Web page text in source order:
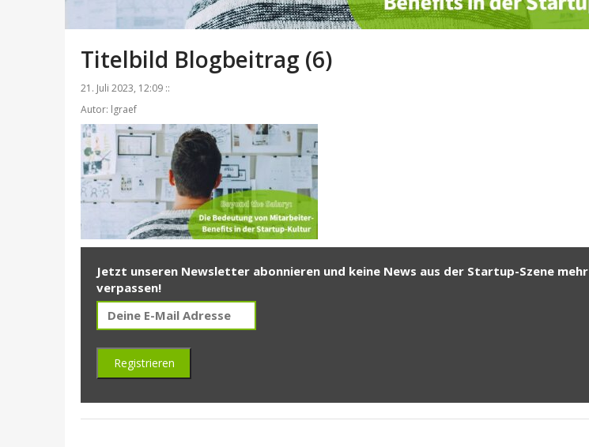
Titelbild Blogbeitrag (6)
21. Juli 2023, 12:09 ::
Autor: lgraef
Jetzt unseren Newsletter abonnieren und keine News aus der Startup-Szene mehr
verpassen!